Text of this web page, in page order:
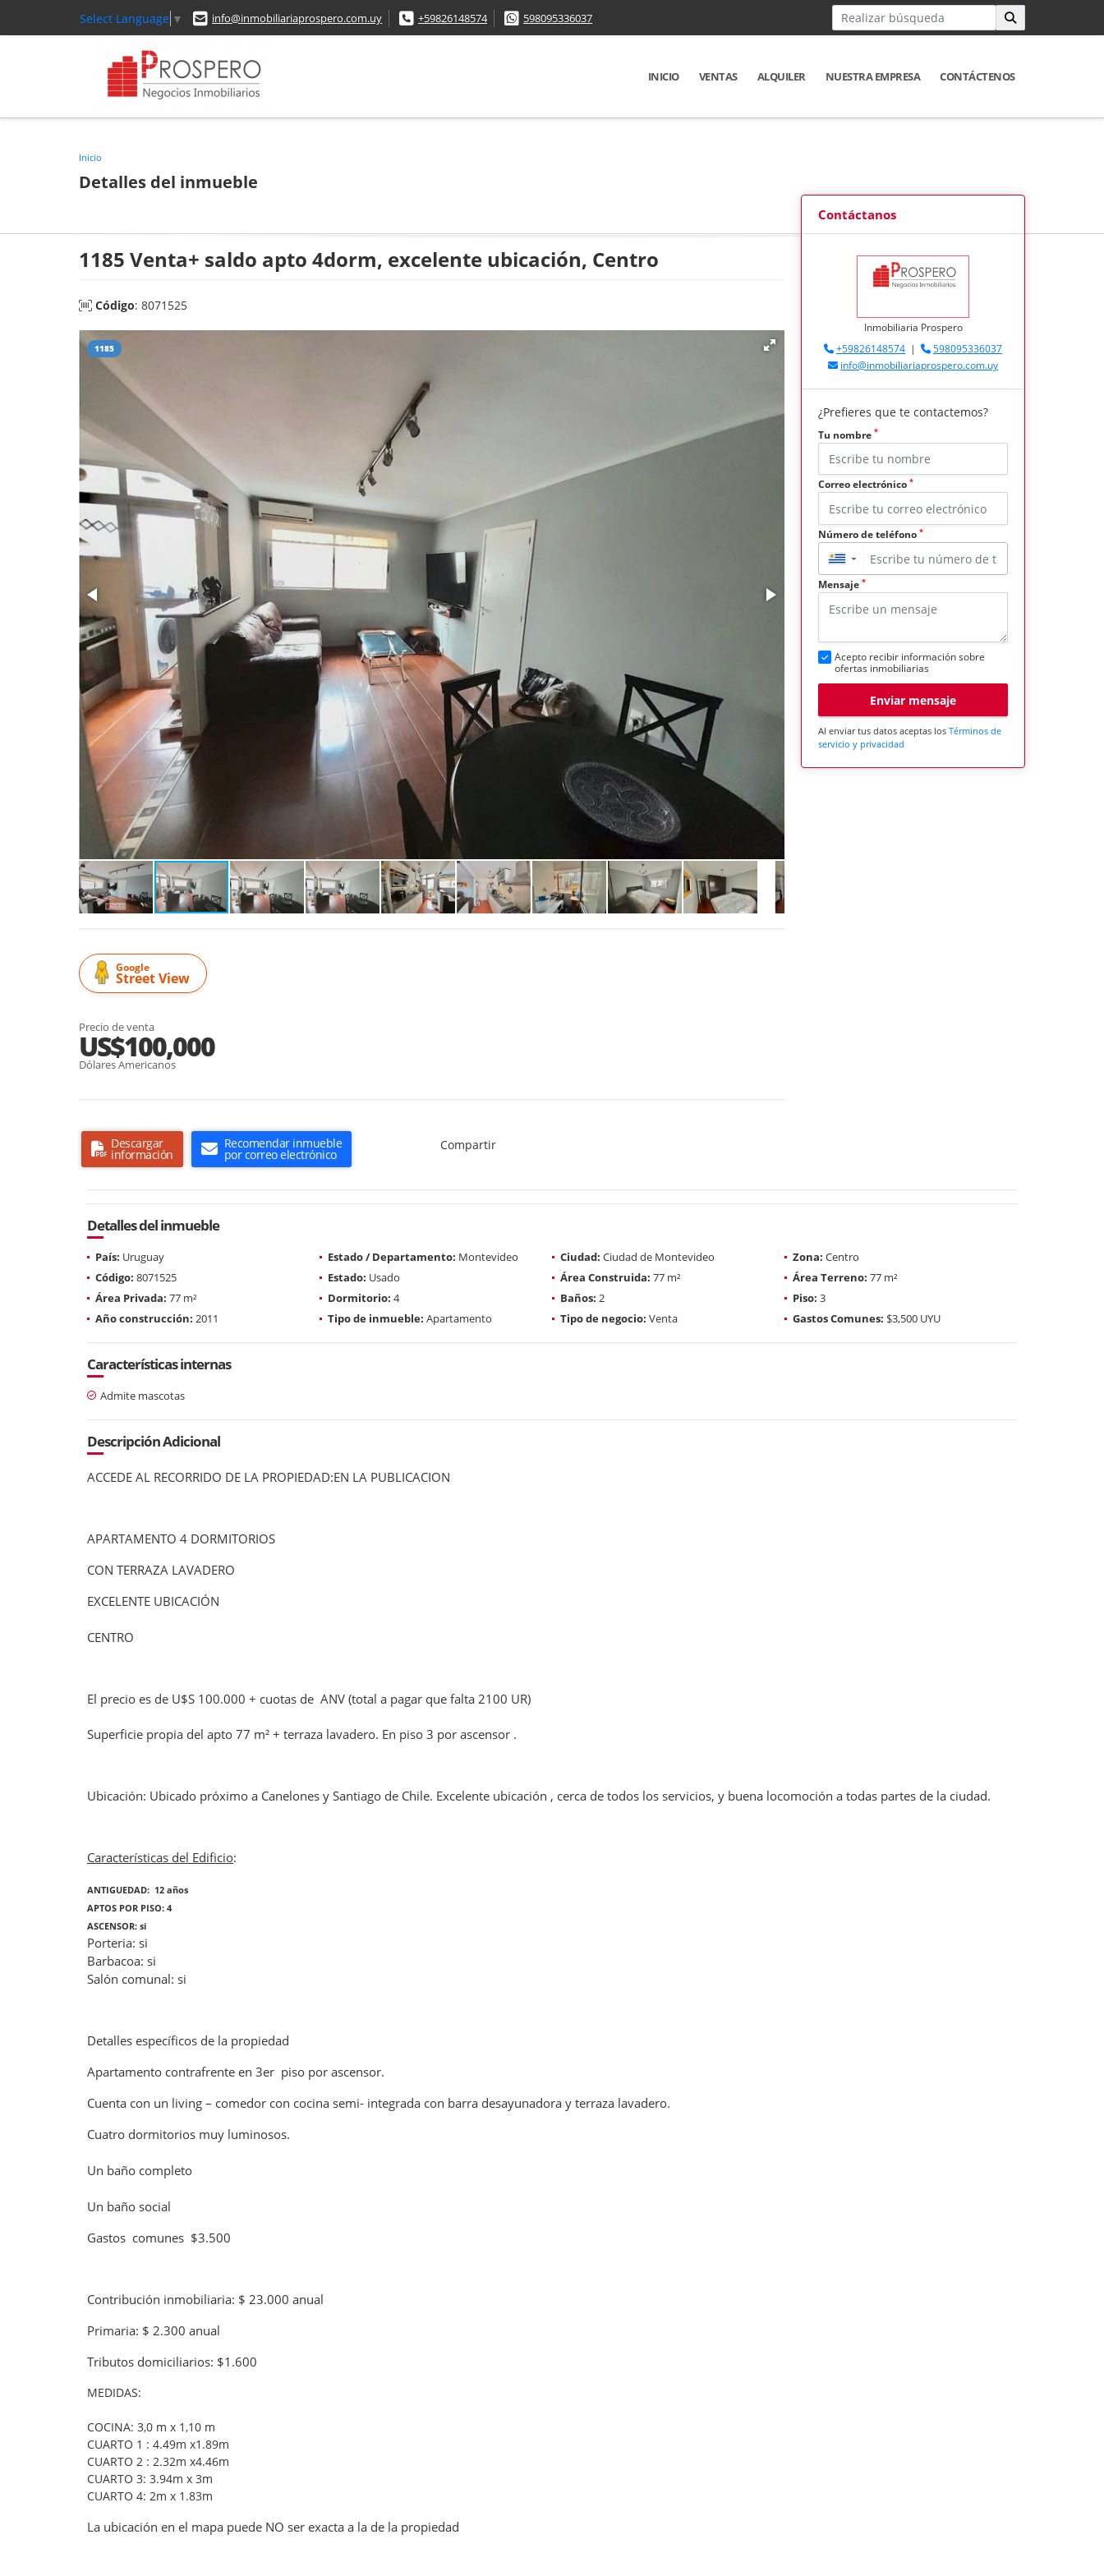
Select Language ▼ info@inmobiliariaprospero.com.uy +59826148574 598095336037
INICIO VENTAS ALQUILER NUESTRA EMPRESA CONTÁCTENOS
Inicio
Detalles del inmueble
1185 Venta+ saldo apto 4dorm, excelente ubicación, Centro
Código: 8071525
1185
Google
Street View
Precio de venta
US$100,000
Dólares Americanos
Descargar
información
Recomendar inmueble
por correo electrónico
Compartir
Contáctanos
Inmobiliaria Prospero
+59826148574 |
598095336037
info@inmobiliariaprospero.com.uy
¿Prefieres que te contactemos?
Tu nombre *
Correo electrónico *
Número de teléfono *
▼
Mensaje *
Acepto recibir información sobre
ofertas inmobiliarias
Enviar mensaje
Al enviar tus datos aceptas los Términos de
servicio y privacidad
Detalles del inmueble
País: Uruguay Estado / Departamento: Montevideo Ciudad: Ciudad de Montevideo Zona: Centro
Código: 8071525 Estado: Usado Área Construida: 77 m² Área Terreno: 77 m²
Área Privada: 77 m² Dormitorio: 4 Baños: 2 Piso: 3
Año construcción: 2011 Tipo de inmueble: Apartamento Tipo de negocio: Venta Gastos Comunes: $3,500 UYU
Características internas
Admite mascotas
Descripción Adicional
ACCEDE AL RECORRIDO DE LA PROPIEDAD:EN LA PUBLICACION
APARTAMENTO 4 DORMITORIOS
CON TERRAZA LAVADERO
EXCELENTE UBICACIÓN
CENTRO
El precio es de U$S 100.000 + cuotas de ANV (total a pagar que falta 2100 UR)
Superficie propia del apto 77 m² + terraza lavadero. En piso 3 por ascensor .
Ubicación: Ubicado próximo a Canelones y Santiago de Chile. Excelente ubicación , cerca de todos los servicios, y buena locomoción a todas partes de la ciudad.
Características del Edificio:
ANTIGUEDAD: 12 años
APTOS POR PISO: 4
ASCENSOR: si
Porteria: si
Barbacoa: si
Salón comunal: si
Detalles específicos de la propiedad
Apartamento contrafrente en 3er piso por ascensor.
Cuenta con un living – comedor con cocina semi- integrada con barra desayunadora y terraza lavadero.
Cuatro dormitorios muy luminosos.
Un baño completo
Un baño social
Gastos comunes $3.500
Contribución inmobiliaria: $ 23.000 anual
Primaria: $ 2.300 anual
Tributos domiciliarios: $1.600
MEDIDAS:
COCINA: 3,0 m x 1,10 m
CUARTO 1 : 4.49m x1.89m
CUARTO 2 : 2.32m x4.46m
CUARTO 3: 3.94m x 3m
CUARTO 4: 2m x 1.83m
La ubicación en el mapa puede NO ser exacta a la de la propiedad